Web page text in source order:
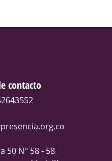
contacto
50 N° 58 - 58